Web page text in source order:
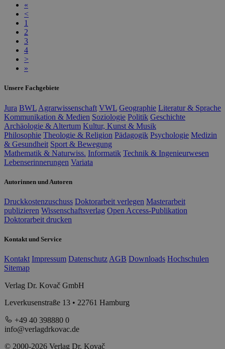
«
<
1
2
3
4
>
»
Unsere Fachgebiete
Jura BWL Agrarwissenschaft VWL Geographie Literatur & Sprache
Kommunikation & Medien Soziologie Politik Geschichte
Archäologie & Altertum Kultur, Kunst & Musik
Philosophie Theologie & Religion Pädagogik Psychologie Medizin
& Gesundheit Sport & Bewegung
Mathematik & Naturwiss. Informatik Technik & Ingenieurwesen
Lebenserinnerungen Variata
Autorinnen und Autoren
Druckkostenzuschuss Doktorarbeit verlegen Masterarbeit
publizieren Wissenschaftsverlag Open Access-Publikation
Doktorarbeit drucken
Kontakt und Service
Kontakt Impressum Datenschutz AGB Downloads Hochschulen
Sitemap
Verlag Dr. Kovač GmbH
Leverkusenstraße 13 • 22761 Hamburg
+49 40 398880 0
info@verlagdrkovac.de
© 2000-2026 Verlag Dr. Kovač